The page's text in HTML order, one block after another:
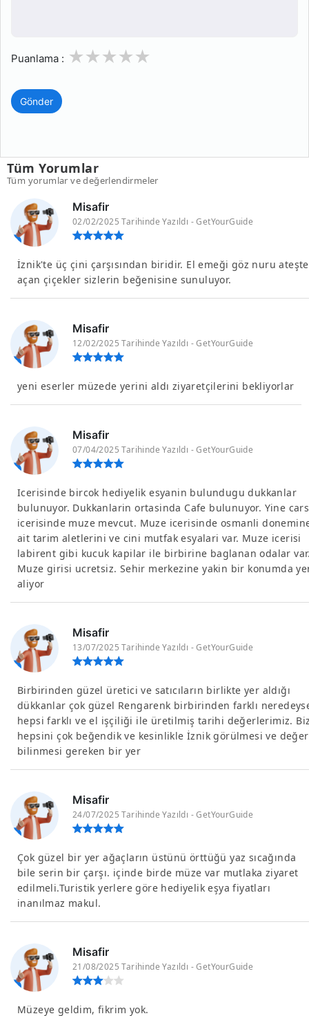
Puanlama : 3
2
1
Gönder
Tüm Yorumlar
Tüm yorumlar ve değerlendirmeler
Misafir
02/02/2025 Tarihinde Yazıldı - GetYourGuide
İznik'te üç çini çarşısından biridir. El emeği göz nuru ateşte
açan çiçekler sizlerin beğenisine sunuluyor.
Misafir
12/02/2025 Tarihinde Yazıldı - GetYourGuide
yeni eserler müzede yerini aldı ziyaretçilerini bekliyorlar
Misafir
07/04/2025 Tarihinde Yazıldı - GetYourGuide
Icerisinde bircok hediyelik esyanin bulundugu dukkanlar
bulunuyor. Dukkanlarin ortasinda Cafe bulunuyor. Yine
icerisinde muze mevcut. Muze icerisinde osmanli
ait tarim aletlerini ve cini mutfak esyalari var. Muze icerisi
labirent gibi kucuk kapilar ile birbirine baglanan odalar
Muze girisi ucretsiz. Sehir merkezine yakin bir konumda
aliyor
Misafir
13/07/2025 Tarihinde Yazıldı - GetYourGuide
Birbirinden güzel üretici ve satıcıların birlikte yer aldığı
dükkanlar çok güzel Rengarenk birbirinden farklı
hepsi farklı ve el işçiliği ile üretilmiş tarihi değerlerimiz.
hepsini çok beğendik ve kesinlikle İznik görülmesi ve
bilinmesi gereken bir yer
Misafir
24/07/2025 Tarihinde Yazıldı - GetYourGuide
Çok güzel bir yer ağaçların üstünü örttüğü yaz sıcağında
bile serin bir çarşı. içinde birde müze var mutlaka ziyaret
edilmeli.Turistik yerlere göre hediyelik eşya fiyatları
inanılmaz makul.
Misafir
21/08/2025 Tarihinde Yazıldı - GetYourGuide
Müzeye geldim, fikrim yok.